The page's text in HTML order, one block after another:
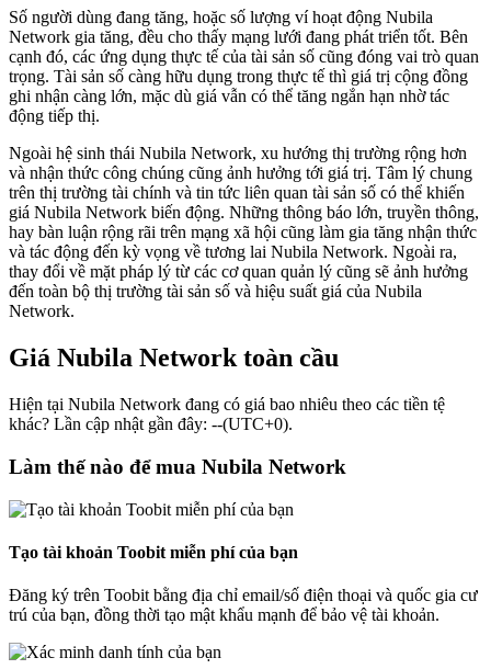
Số người dùng đang tăng, hoặc số lượng ví hoạt động Nubila
Network gia tăng, đều cho thấy mạng lưới đang phát triển tốt. Bên
cạnh đó, các ứng dụng thực tế của tài sản số cũng đóng vai trò quan
trọng. Tài sản số càng hữu dụng trong thực tế thì giá trị cộng đồng
ghi nhận càng lớn, mặc dù giá vẫn có thể tăng ngắn hạn nhờ tác
động tiếp thị.
Ngoài hệ sinh thái Nubila Network, xu hướng thị trường rộng hơn
và nhận thức công chúng cũng ảnh hưởng tới giá trị. Tâm lý chung
trên thị trường tài chính và tin tức liên quan tài sản số có thể khiến
giá Nubila Network biến động. Những thông báo lớn, truyền thông,
hay bàn luận rộng rãi trên mạng xã hội cũng làm gia tăng nhận thức
và tác động đến kỳ vọng về tương lai Nubila Network. Ngoài ra,
thay đổi về mặt pháp lý từ các cơ quan quản lý cũng sẽ ảnh hưởng
đến toàn bộ thị trường tài sản số và hiệu suất giá của Nubila
Network.
Giá Nubila Network toàn cầu
Hiện tại Nubila Network đang có giá bao nhiêu theo các tiền tệ
khác? Lần cập nhật gần đây: --(UTC+0).
Làm thế nào để mua Nubila Network
Tạo tài khoản Toobit miễn phí của bạn
Đăng ký trên Toobit bằng địa chỉ email/số điện thoại và quốc gia cư
trú của bạn, đồng thời tạo mật khẩu mạnh để bảo vệ tài khoản.